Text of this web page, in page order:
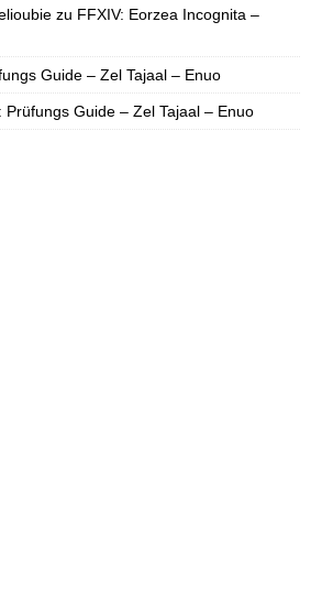
zu FFXIV: Eorzea Incognita –
Guide – Zel Tajaal – Enuo
Prüfungs Guide – Zel Tajaal – Enuo